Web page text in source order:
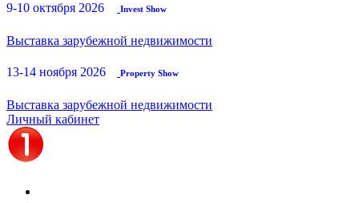
9-10 октября 2026 Invest Show
Выставка зарубежной недвижимости
13-14 ноября 2026 Property Show
Выставка зарубежной недвижимости
Личный кабинет